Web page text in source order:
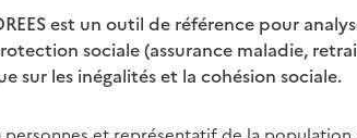
est un outil de référence pour
sociale (assurance maladie,
sur les inégalités et la cohésion sociale.